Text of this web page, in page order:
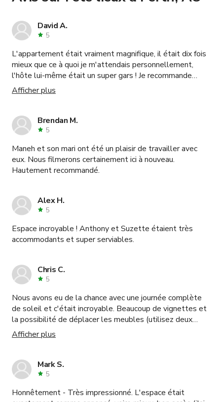
David A.
5
L'appartement était vraiment magnifique, il était dix fois
mieux que ce à quoi je m'attendais personnellement,
l'hôte lui-même était un super gars ! Je recommande
définitivement cet endroit !
Afficher plus
Brendan M.
5
Maneh et son mari ont été un plaisir de travailler avec
eux. Nous filmerons certainement ici à nouveau.
Hautement recommandé.
Alex H.
5
Espace incroyable ! Anthony et Suzette étaient très
accommodants et super serviables.
Chris C.
5
Nous avons eu de la chance avec une journée complète
de soleil et c'était incroyable. Beaucoup de vignettes et
la possibilité de déplacer les meubles (utilisez deux
personnes !). Les rideaux au milieu de la pièce étaient
très pratiques.
Afficher plus
Mark S.
5
Honnêtement - Très impressionné. L'espace était